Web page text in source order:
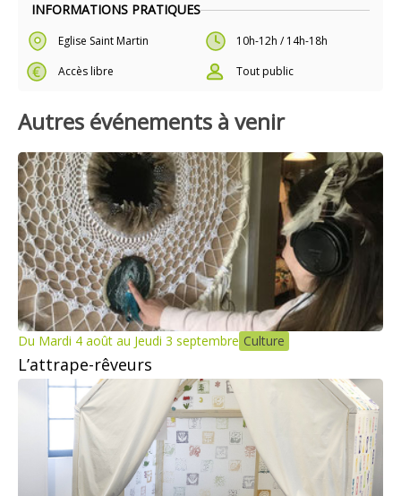
INFORMATIONS PRATIQUES
Eglise Saint Martin
10h-12h / 14h-18h
Accès libre
Tout public
Autres événements à venir
Du Mardi 4 août au Jeudi 3 septembre Culture
L’attrape-rêveurs